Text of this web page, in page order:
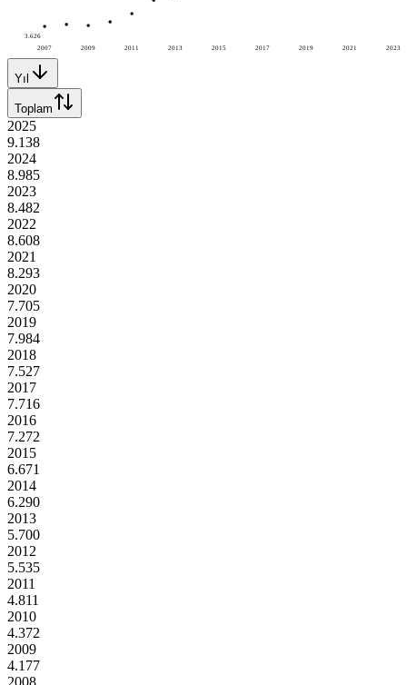
2007 2009 2011 2013 2015 2017 2019 2021 2023
3.626
Yıl
Toplam
2025
9.138
2024
8.985
2023
8.482
2022
8.608
2021
8.293
2020
7.705
2019
7.984
2018
7.527
2017
7.716
2016
7.272
2015
6.671
2014
6.290
2013
5.700
2012
5.535
2011
4.811
2010
4.372
2009
4.177
2008